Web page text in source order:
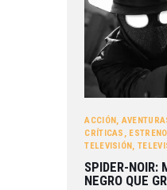
ACCIÓN ,
CRÍTICAS ,
TELEVISIÓN ,
SPIDER-NOIR:
NEGRO QUE